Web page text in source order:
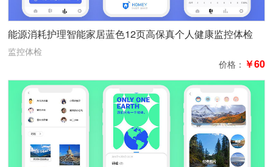
能源消耗护理智能家居蓝色12页高保真个人健康监控体检
监控体检
价格： ￥60